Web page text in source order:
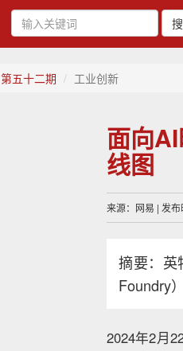
第五十二期 工业创新
面向
线图
来源：网易 | 发
摘要：
Foundry
2024年2月